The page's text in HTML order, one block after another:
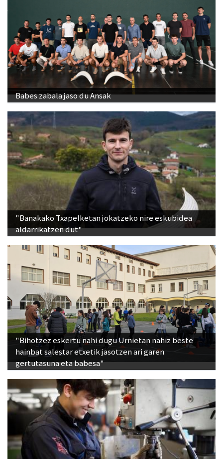
Babes zabala jaso du Ansak
"Banakako Txapelketan jokatzeko nire eskubidea
aldarrikatzen dut"
"Bihotzez eskertu nahi dugu Urnietan nahiz beste
hainbat salestar etxetik jasotzen ari garen
gertutasuna eta babesa"